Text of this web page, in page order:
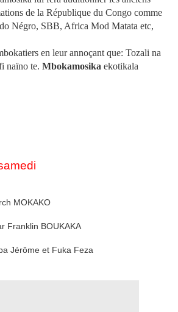
de la République du Congo comme
Négro, SBB, Africa Mod Matata etc,
en leur annoçant que: Tozali na
naïno te. Mbokamosika ekotikala
MOKAKO
Franklin BOUKAKA
Jérôme et Fuka Feza